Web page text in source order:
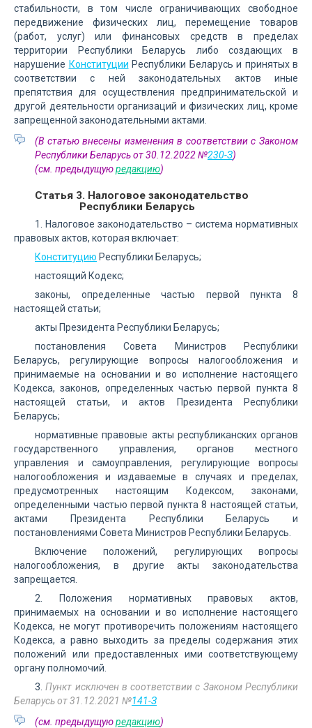
стабильности, в том числе ограничивающих свободное
передвижение физических лиц, перемещение товаров
(работ, услуг) или финансовых средств в пределах
территории Республики Беларусь либо создающих в
нарушение Конституции Республики Беларусь и принятых в
соответствии с ней законодательных актов иные
препятствия для осуществления предпринимательской и
другой деятельности организаций и физических лиц, кроме
запрещенной законодательными актами.
(В статью внесены изменения в соответствии с Законом
Республики Беларусь от 30.12.2022 №230-З)
(см. предыдущуюредакцию)
Статья 3. Налоговое законодательство
Республики Беларусь
1. Налоговое законодательство – система нормативных
правовых актов, которая включает:
Конституцию Республики Беларусь;
настоящий Кодекс;
законы, определенные частью первой пункта 8
настоящей статьи;
акты Президента Республики Беларусь;
постановления Совета Министров Республики
Беларусь, регулирующие вопросы налогообложения и
принимаемые на основании и во исполнение настоящего
Кодекса, законов, определенных частью первой пункта 8
настоящей статьи, и актов Президента Республики
Беларусь;
нормативные правовые акты республиканских органов
государственного управления, органов местного
управления и самоуправления, регулирующие вопросы
налогообложения и издаваемые в случаях и пределах,
предусмотренных настоящим Кодексом, законами,
определенными частью первой пункта 8 настоящей статьи,
актами Президента Республики Беларусь и
постановлениями Совета Министров Республики Беларусь.
Включение положений, регулирующих вопросы
налогообложения, в другие акты законодательства
запрещается.
2. Положения нормативных правовых актов,
принимаемых на основании и во исполнение настоящего
Кодекса, не могут противоречить положениям настоящего
Кодекса, а равно выходить за пределы содержания этих
положений или предоставленных ими соответствующему
органу полномочий.
3.Пункт исключен в соответствии с Законом Республики
Беларусь от 31.12.2021 №141-З
(см. предыдущуюредакцию)